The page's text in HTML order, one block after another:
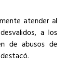
atender al
a los
de abusos de